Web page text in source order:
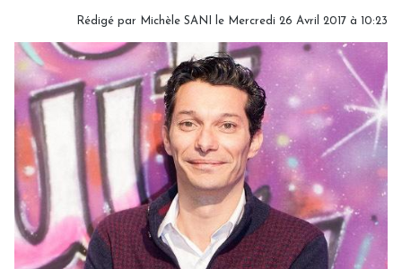
Rédigé par Michèle SANI le Mercredi 26 Avril 2017 à 10:23